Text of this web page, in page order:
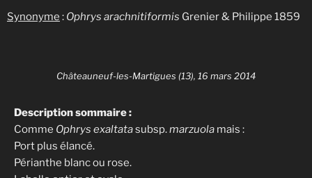
Synonyme : Ophrys arachnitiformis Grenier & Philippe 1859
Châteauneuf-les-Martigues (13), 16 mars 2014
Description sommaire :
Comme Ophrys exaltatasubsp.marzuola mais :
Port plus élancé.
Périanthe blanc ou rose.